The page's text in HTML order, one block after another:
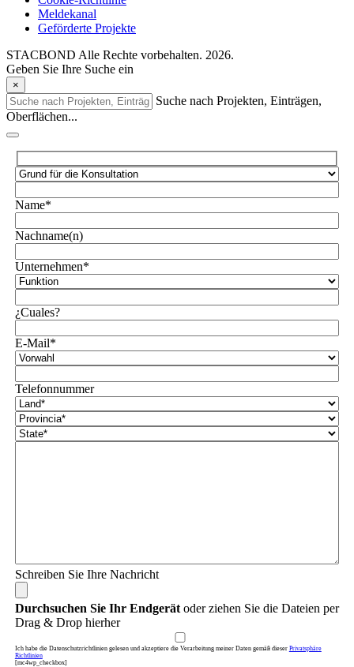
Meldekanal
Geförderte Projekte
STACBOND Alle Rechte vorbehalten. 2026.
Geben Sie Ihre Suche ein
×
Suche nach Projekten, Einträgen,
Oberflächen...
Name*
Nachname(n)
Unternehmen*
¿Cuales?
E-Mail*
Telefonnummer
Schreiben Sie Ihre Nachricht
Durchsuchen Sie Ihr Endgerätoder ziehen Sie die Dateien per
Drag & Drop hierher
Ich habe die Datenschutzrichtlinien gelesen und akzeptiere die Verarbeitung meiner Daten gemäß dieser Privatsphäre
Richtlinien
[mc4wp_checkbox]